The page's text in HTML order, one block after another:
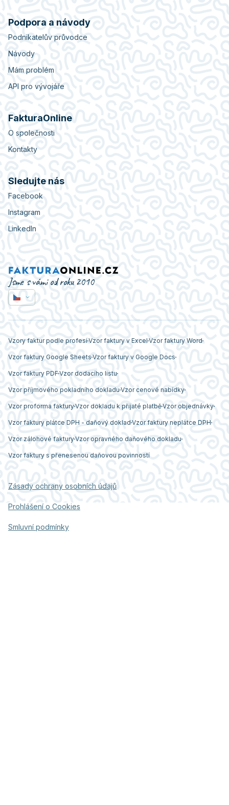
Podpora a návody
Podnikatelův průvodce
Návody
Mám problém
API pro vývojáře
FakturaOnline
O společnosti
Kontakty
Sledujte nás
Facebook
Instagram
LinkedIn
Jsme s vámi od roku 2010
Vzory faktur podle profesíVzor faktury v Excel Vzor faktury Word
Vzor faktury Google Sheets Vzor faktury v Google Docs
Vzor faktury PDF Vzor dodacího listu
Vzor příjmového pokladního dokladu Vzor cenové nabídky
Vzor proforma fakturyVzor dokladu k přijaté platběVzor objednávky
Vzor faktury plátce DPH - daňový doklad Vzor faktury neplátce DPH
Vzor zálohové fakturyVzor opravného daňového dokladu
Vzor faktury s přenesenou daňovou povinností
Zásady ochrany osobních údajů
Prohlášení o Cookies
Smluvní podmínky